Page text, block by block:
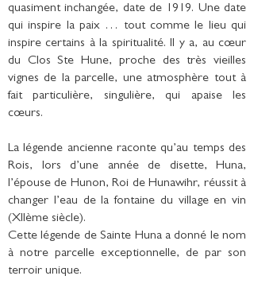
quasiment inchangée, date de 1919. Une date
qui inspire la paix … tout comme le lieu qui
inspire certains à la spiritualité. Il y a, au cœur
du Clos Ste Hune, proche des très vieilles
vignes de la parcelle, une atmosphère tout à
fait particulière, singulière, qui apaise les
cœurs.
La légende ancienne raconte qu’au temps des
Rois, lors d’une année de disette, Huna,
l’épouse de Hunon, Roi de Hunawihr, réussit à
changer l’eau de la fontaine du village en vin
(XIIème siècle).
Cette légende de Sainte Huna a donné le nom
à notre parcelle exceptionnelle, de par son
terroir unique.